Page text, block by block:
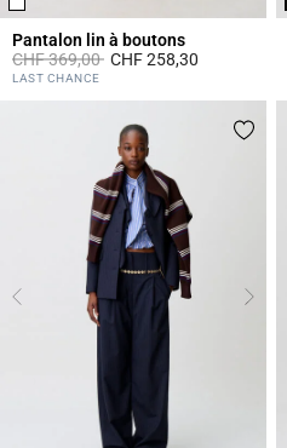
Pantalon lin à boutons
Prix réduit à partir de
CHF 369,00àCHF 258,30
5 out of 5 Customer Rating
LAST CHANCE